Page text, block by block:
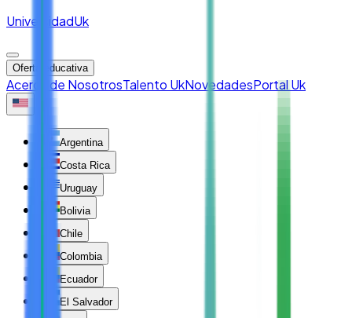
UniversidadUk
Oferta educativa
Acerca de NosotrosTalento UkNovedadesPortal Uk
Argentina
Costa Rica
Uruguay
Bolivia
Chile
Colombia
Ecuador
El Salvador